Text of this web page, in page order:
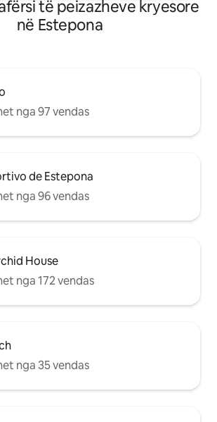
të peizazheve kryesore
në Estepona
nga 97 vendas
de Estepona
nga 96 vendas
House
nga 172 vendas
nga 35 vendas